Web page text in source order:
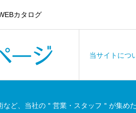
カタログ
当サイトにつ
ど、当社の＂営業・スタッフ＂が集め